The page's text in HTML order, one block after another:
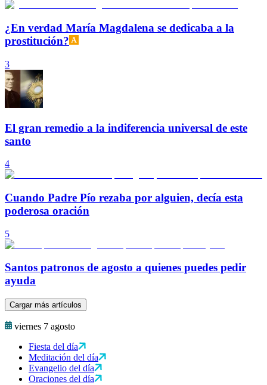
¿En verdad María Magdalena se dedicaba a la
prostitución?
3
El gran remedio a la indiferencia universal de este
santo
4
Cuando Padre Pío rezaba por alguien, decía esta
poderosa oración
5
Santos patronos de agosto a quienes puedes pedir
ayuda
Cargar más artículos
viernes 7 agosto
Fiesta del día
Meditación del día
Evangelio del día
Oraciones del día